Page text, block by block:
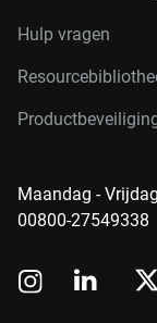
Hulp vragen
Maandag -
00800-27549338